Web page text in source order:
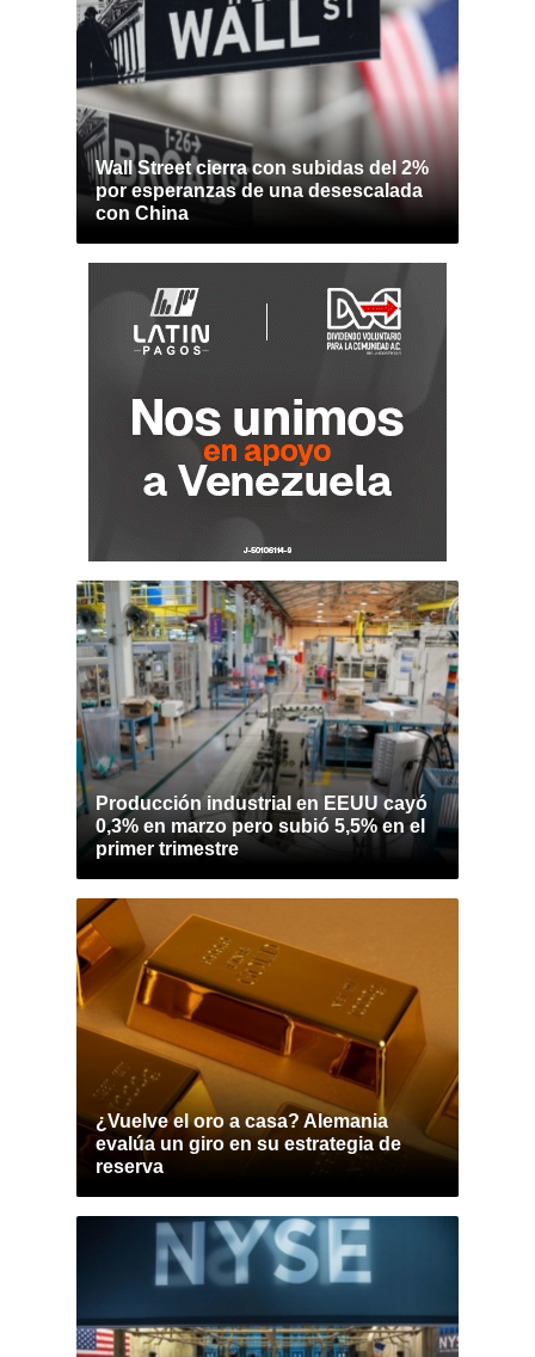
Wall Street cierra con subidas del 2%
por esperanzas de una desescalada
con China
Producción industrial en EEUU cayó
0,3% en marzo pero subió 5,5% en el
primer trimestre
¿Vuelve el oro a casa? Alemania
evalúa un giro en su estrategia de
reserva